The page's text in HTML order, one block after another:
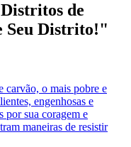
de
Seu Distrito!"
carvão, o mais pobre e
engenhosas e
por sua coragem e
maneiras de resistir